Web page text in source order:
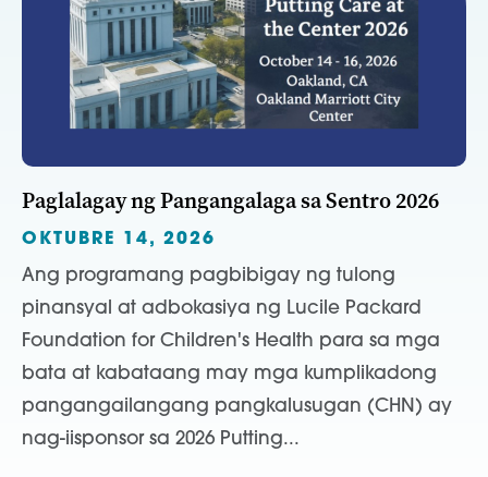
Paglalagay ng Pangangalaga sa Sentro 2026
OKTUBRE 14, 2026
Ang programang pagbibigay ng tulong
pinansyal at adbokasiya ng Lucile Packard
Foundation for Children's Health para sa mga
bata at kabataang may mga kumplikadong
pangangailangang pangkalusugan (CHN) ay
nag-iisponsor sa 2026 Putting...